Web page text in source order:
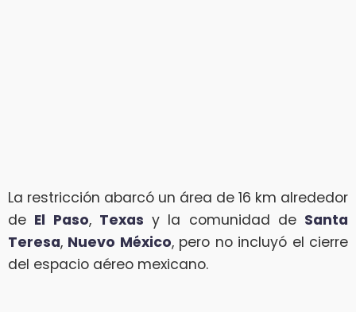
La restricción abarcó un área de 16 km alrededor
de El Paso, Texas y la comunidad de Santa
Teresa, Nuevo México, pero no incluyó el cierre
del espacio aéreo mexicano.